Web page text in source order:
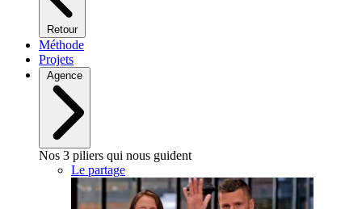
Retour
Méthode
Projets
Agence
Nos 3 piliers qui nous guident
Le partage